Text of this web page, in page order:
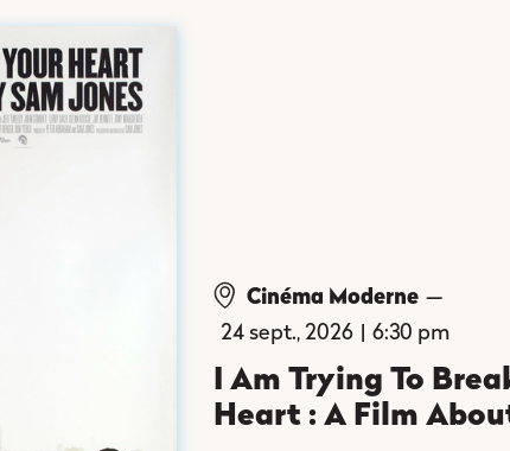
Cinéma Moderne —
24 sept., 2026
6:30 pm
I Am Trying To
Heart : A Film